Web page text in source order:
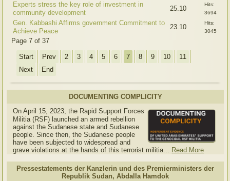
Experts stress the key role of investment in
community development
25.10
Hits:
3694
Gen. Kabbashi Affirms government Commitment to
Achieve Peace
23.10
Hits:
3045
Page 7 of 37
Start Prev 2 3 4 5 6 7 8 9 10
11
Next
End
DOCUMENTING COMPLICITY
On April 15, 2023, the Rapid Support Forces
Militia (RSF) launched an armed rebellion
against the Sudanese state and Sudanese
people. Since then, the Sudanese people
have been subjected to widespread and
grave violations at the hands of this terrorist militia... Read More
Pressestatements der Kanzlerin und des Premierministers der
Republik Sudan, Abdalla Hamdok